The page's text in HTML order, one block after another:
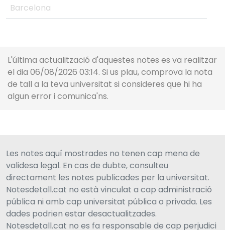
Barcelona
L'última actualització d'aquestes notes es va realitzar
el dia 06/08/2026 03:14. Si us plau, comprova la nota
de tall a la teva universitat si consideres que hi ha
algun error i comunica'ns.
Les notes aquí mostrades no tenen cap mena de
validesa legal. En cas de dubte, consulteu
directament les notes publicades per la universitat.
Notesdetall.cat no està vinculat a cap administració
pública ni amb cap universitat pública o privada. Les
dades podrien estar desactualitzades.
Notesdetall.cat no es fa responsable de cap perjudici